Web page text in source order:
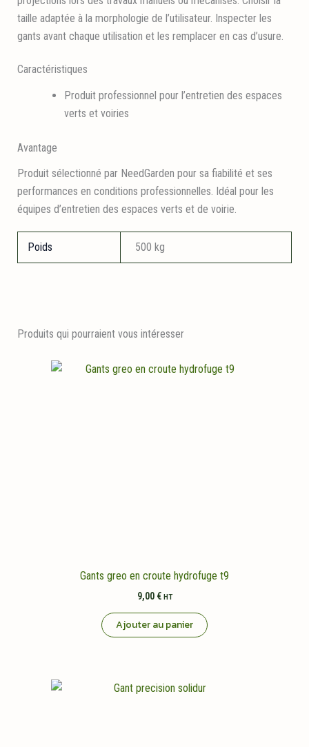
taille adaptée à la morphologie de l’utilisateur. Inspecter les
gants avant chaque utilisation et les remplacer en cas d’usure.
Caractéristiques
Produit professionnel pour l’entretien des espaces
verts et voiries
Avantage
Produit sélectionné par NeedGarden pour sa fiabilité et ses
performances en conditions professionnelles. Idéal pour les
équipes d’entretien des espaces verts et de voirie.
Poids 500 kg
Produits qui pourraient vous intéresser
Gants greo en croute hydrofuge t9
9,00 € HT
Ajouter au panier